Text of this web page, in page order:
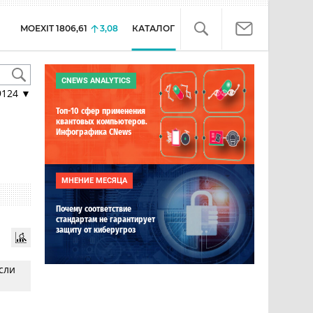
MOEXIT 1806,61 3,08 КАТАЛОГ
▼
CNEWS ANALYTICS
Топ-10 сфер применения
квантовых компьютеров.
Инфографика CNews
МНЕНИЕ МЕСЯЦА
Почему соответствие
стандартам не гарантирует
защиту от киберугроз